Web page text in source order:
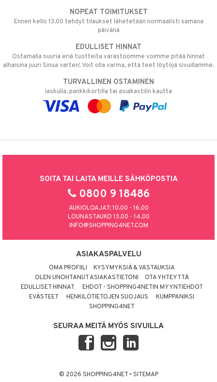
NOPEAT TOIMITUKSET
Ennen kello 13.00 tehdyt tilaukset lähetetään normaalisti samana
päivänä
EDULLISET HINNAT
Ostamalla suuria eriä tuotteita varastoomme voimme pitää hinnat
alhaisina juuri Sinua varten! Voit olla varma, että teet löytöjä sivuillamme.
TURVALLINEN OSTAMINEN
laskulla, pankkikortilla tai asiakastilin kautta
SOITA TAI LAITA MEILLE SÄHKÖPOSTIA
0800 9 18486
AUKIOLOAJAT: 10.00 - 16.00
LOUNASTAUKO 13.00 - 14.00
INFO@SHOPPING4NET.COM
ASIAKASPALVELU
OMA PROFIILI
KYSYMYKSIÄ & VASTAUKSIA
OLEN UNOHTANUT ASIAKASTIETONI
OTA YHTEYTTÄ
EDULLISET HINNAT
EHDOT - SHOPPING4NETIN MYYNTIEHDOT
EVÄSTEET
HENKILÖTIETOJEN SUOJAUS
KUMPPANIKSI
SHOPPING4NET
SEURAA MEITÄ MYÖS SIVUILLA
© 2026 SHOPPING4NET • SITEMAP